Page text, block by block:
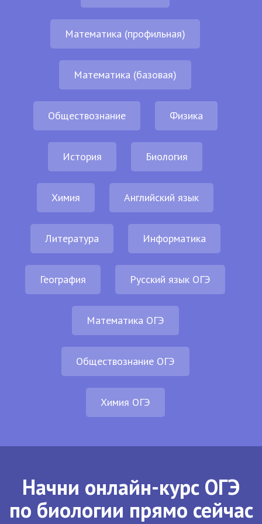
Математика (профильная)
Математика (базовая)
Обществознание Физика
История Биология
Химия Английский язык
Литература Информатика
География Русский язык ОГЭ
Математика ОГЭ
Обществознание ОГЭ
Химия ОГЭ
Начни онлайн-курс ОГЭ
по биологии прямо сейчас